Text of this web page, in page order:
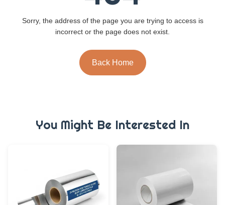
Sorry, the address of the page you are trying to access is
incorrect or the page does not exist.
Back Home
You Might Be Interested In